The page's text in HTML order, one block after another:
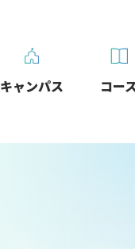
キャンパス コー